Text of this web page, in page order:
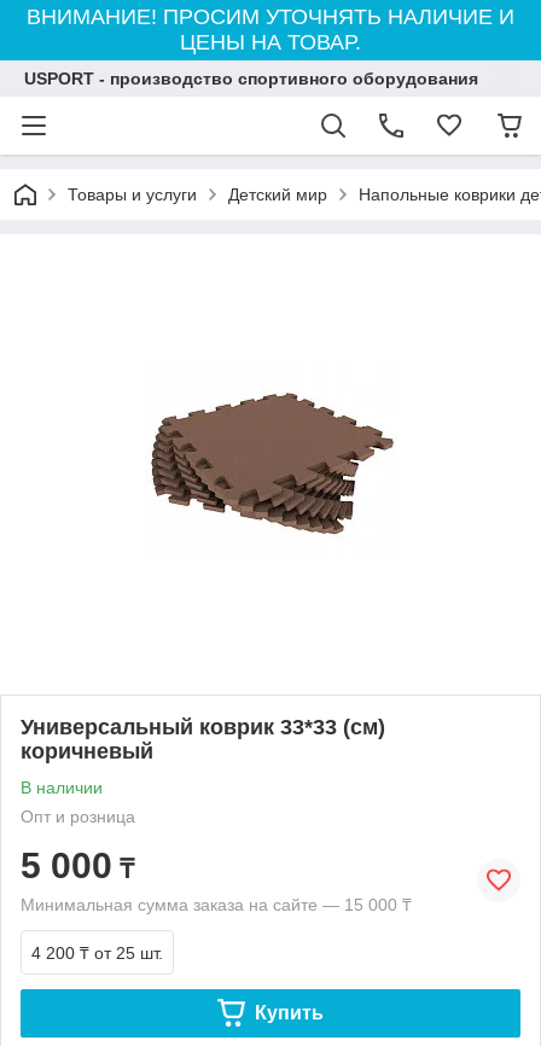
ВНИМАНИЕ! ПРОСИМ УТОЧНЯТЬ НАЛИЧИЕ И
ЦЕНЫ НА ТОВАР.
USPORT - производство спортивного оборудования
Товары и услуги Детский мир Напольные коврики
Универсальный коврик 33*33 (см)
коричневый
В наличии
Опт и розница
5 000 ₸
Минимальная сумма заказа на сайте — 15 000 ₸
4 200 ₸ от 25 шт.
Купить